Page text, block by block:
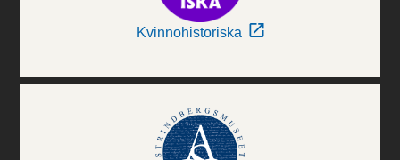
Kvinnohistoriska